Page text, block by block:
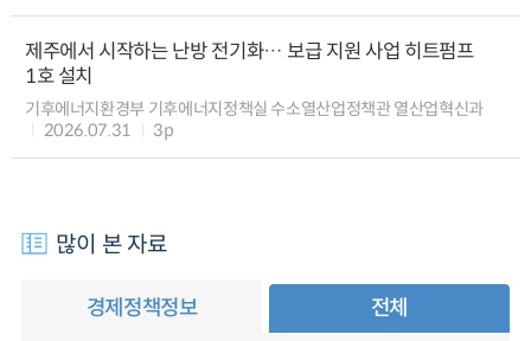
제주에서 시작하는 난방 전기화… 보급 지원 사업 히트펌프
1호 설치
기후에너지환경부 기후에너지정책실 수소열산업정책관 열산업혁신과
2026.07.31
3p
많이 본 자료
경제정책정보 전체